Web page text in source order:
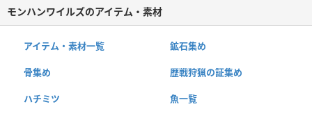
モンハンワイルズのアイテム・素材
アイテム・素材一覧 鉱石集め
骨集め 歴戦狩猟の証集め
ハチミツ 魚一覧